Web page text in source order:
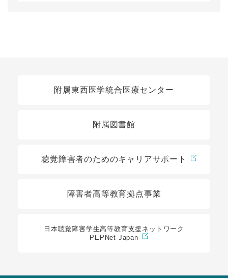
附属東西医学統合医療センター
附属図書館
聴覚障害者のためのキャリアサポート
障害者高等教育拠点事業
日本聴覚障害学生高等教育支援ネットワーク
PEPNet-Japan